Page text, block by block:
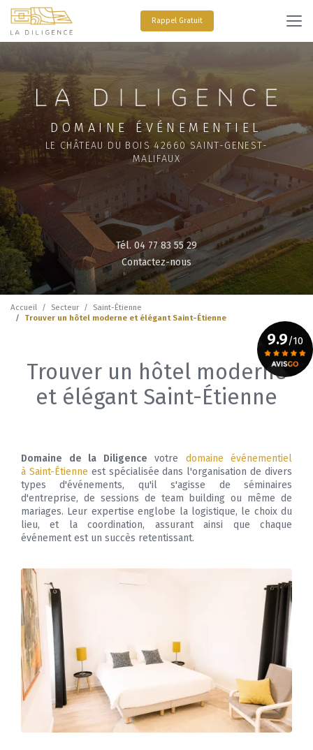
Aller
contenu
Rappel Gratuit
9.9/10
DOMAINE ÉVÉNEMENTIEL
LE CHÂTEAU DU BOIS 42660 SAINT-GENEST-
MALIFAUX
Tél. 04 77 83 55 29
Contactez-nous
Accueil Secteur
Saint-Étienne
Trouver un hôtel moderne et élégant Saint-Étienne
Trouver un hôtel moderne
et élégant Saint-Étienne
Domaine de la Diligence votre domaine événementiel
à Saint-Étienne est spécialisée dans l'organisation de divers
types d'événements, qu'il s'agisse de séminaires
d'entreprise, de sessions de team building ou même de
mariages. Leur expertise englobe la logistique, le choix du
lieu, et la coordination, assurant ainsi que chaque
événement est un succès retentissant.